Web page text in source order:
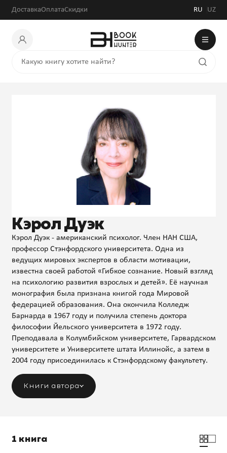
ДоставкаОплатаСкидки RU UZ
Кэрол Дуэк
Кэрол Дуэк - американский психолог. Член НАН США,
профессор Стэнфордского университета. Одна из
ведущих мировых экспертов в области мотивации,
известна своей работой «Гибкое сознание. Новый взгляд
на психологию развития взрослых и детей». Её научная
монография была признана книгой года Мировой
федерацией образования. Она окончила Колледж
Барнарда в 1967 году и получила степень доктора
философии Йельского университета в 1972 году.
Преподавала в Колумбийском университете, Гарвардском
университете и Университете штата Иллинойс, а затем в
2004 году присоединилась к Стэнфордскому факультету.
Книги автора
1 книга